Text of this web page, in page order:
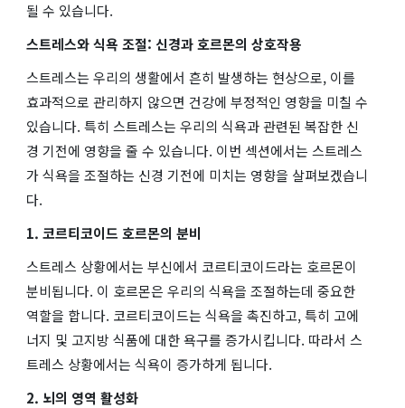
될 수 있습니다.
스트레스와 식욕 조절: 신경과 호르몬의 상호작용
스트레스는 우리의 생활에서 흔히 발생하는 현상으로, 이를
효과적으로 관리하지 않으면 건강에 부정적인 영향을 미칠 수
있습니다. 특히 스트레스는 우리의 식욕과 관련된 복잡한 신
경 기전에 영향을 줄 수 있습니다. 이번 섹션에서는 스트레스
가 식욕을 조절하는 신경 기전에 미치는 영향을 살펴보겠습니
다.
1. 코르티코이드 호르몬의 분비
스트레스 상황에서는 부신에서 코르티코이드라는 호르몬이
분비됩니다. 이 호르몬은 우리의 식욕을 조절하는데 중요한
역할을 합니다. 코르티코이드는 식욕을 촉진하고, 특히 고에
너지 및 고지방 식품에 대한 욕구를 증가시킵니다. 따라서 스
트레스 상황에서는 식욕이 증가하게 됩니다.
2. 뇌의 영역 활성화